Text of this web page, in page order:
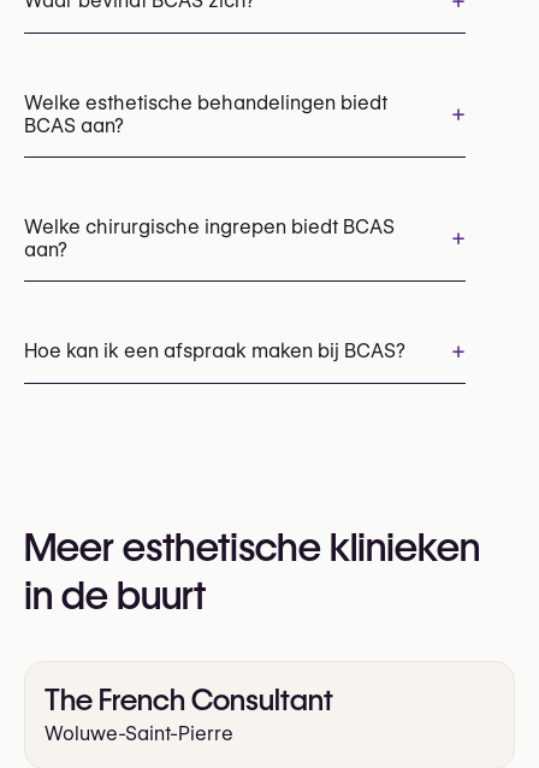
Welke esthetische behandelingen biedt
BCAS aan?
+
Welke chirurgische ingrepen biedt BCAS
aan?
+
Brazilian Butt Lift (BBL)
Hoe kan ik een afspraak maken bij BCAS? +
https://bcas.be
Meer esthetische klinieken
in de buurt
The French Consultant
Woluwe-Saint-Pierre